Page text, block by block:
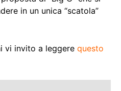
in un unica “scatola”
vi invito a leggere questo